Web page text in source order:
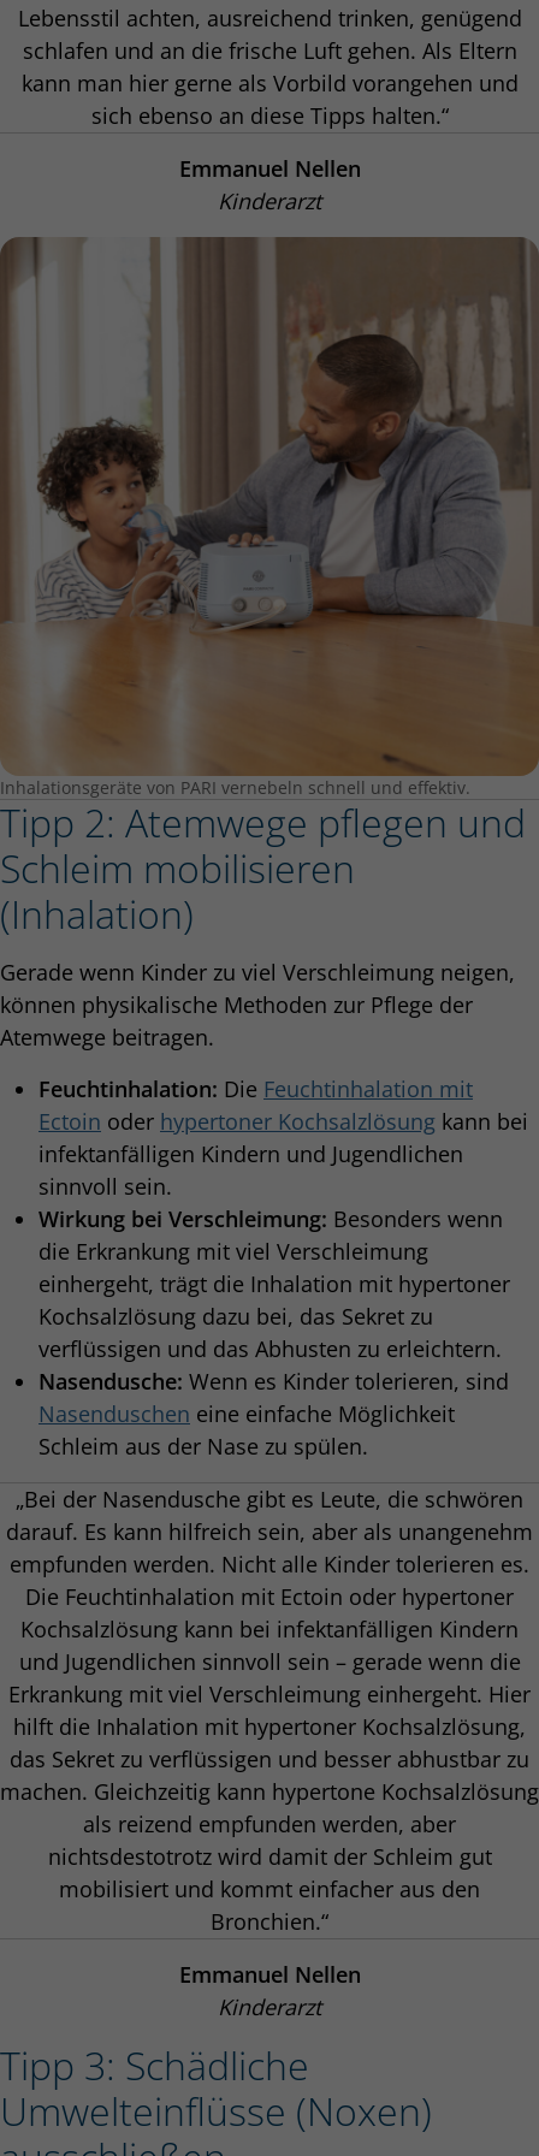
Lebensstil achten, ausreichend trinken, genügend
schlafen und an die frische Luft gehen. Als Eltern
kann man hier gerne als Vorbild vorangehen und
sich ebenso an diese Tipps halten.“
Emmanuel Nellen
Kinderarzt
Inhalationsgeräte von PARI vernebeln schnell und effektiv.
Tipp 2: Atemwege pflegen und
Schleim mobilisieren
(Inhalation)
Gerade wenn Kinder zu viel Verschleimung neigen,
können physikalische Methoden zur Pflege der
Atemwege beitragen.
Feuchtinhalation: Die Feuchtinhalation mit
Ectoin oder hypertoner Kochsalzlösung kann bei
infektanfälligen Kindern und Jugendlichen
sinnvoll sein.
Wirkung bei Verschleimung: Besonders wenn
die Erkrankung mit viel Verschleimung
einhergeht, trägt die Inhalation mit hypertoner
Kochsalzlösung dazu bei, das Sekret zu
verflüssigen und das Abhusten zu erleichtern.
Nasendusche: Wenn es Kinder tolerieren, sind
Nasenduschen eine einfache Möglichkeit
Schleim aus der Nase zu spülen.
„Bei der Nasendusche gibt es Leute, die schwören
darauf. Es kann hilfreich sein, aber als unangenehm
empfunden werden. Nicht alle Kinder tolerieren es.
Die Feuchtinhalation mit Ectoin oder hypertoner
Kochsalzlösung kann bei infektanfälligen Kindern
und Jugendlichen sinnvoll sein – gerade wenn die
Erkrankung mit viel Verschleimung einhergeht. Hier
hilft die Inhalation mit hypertoner Kochsalzlösung,
das Sekret zu verflüssigen und besser abhustbar zu
machen. Gleichzeitig kann hypertone Kochsalzlösung
als reizend empfunden werden, aber
nichtsdestotrotz wird damit der Schleim gut
mobilisiert und kommt einfacher aus den
Bronchien.“
Emmanuel Nellen
Kinderarzt
Tipp 3: Schädliche
Umwelteinflüsse (Noxen)